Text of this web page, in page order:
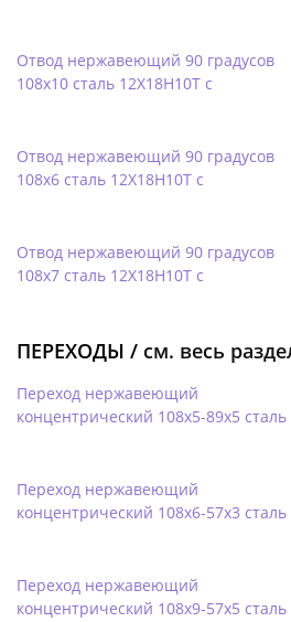
Отвод нержавеющий 90 градусов
108х10 сталь 12Х18Н10Т с
Отвод нержавеющий 90 градусов
108х6 сталь 12Х18Н10Т с
Отвод нержавеющий 90 градусов
108х7 сталь 12Х18Н10Т с
ПЕРЕХОДЫ / см. весь
Переход нержавеющий
концентрический 108х5-89х5 сталь
Переход нержавеющий
концентрический 108х6-57х3 сталь
Переход нержавеющий
концентрический 108х9-57х5 сталь